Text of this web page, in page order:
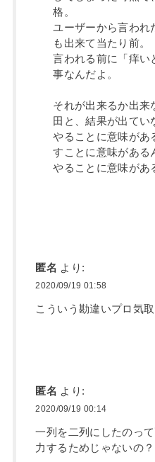
格。
ユーザーから言われ
も出来て当たり前。
言われる前に「痒い
事なんだよ。
それが出来るか出来
田と、結果が出てい
やることに意味があ
すことに意味がある
やることに意味があ
匿名 より:
2020/09/19 01:58
こういう勘違いプロ気
匿名 より:
2020/09/19 00:14
一列を二列にしたのっ
力するためじゃないの？